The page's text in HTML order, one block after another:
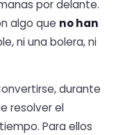
por delante.
algo que no han
ni una bolera, ni
durante
resolver el
Para ellos